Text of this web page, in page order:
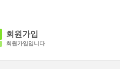
회원가입
회원가입입니다